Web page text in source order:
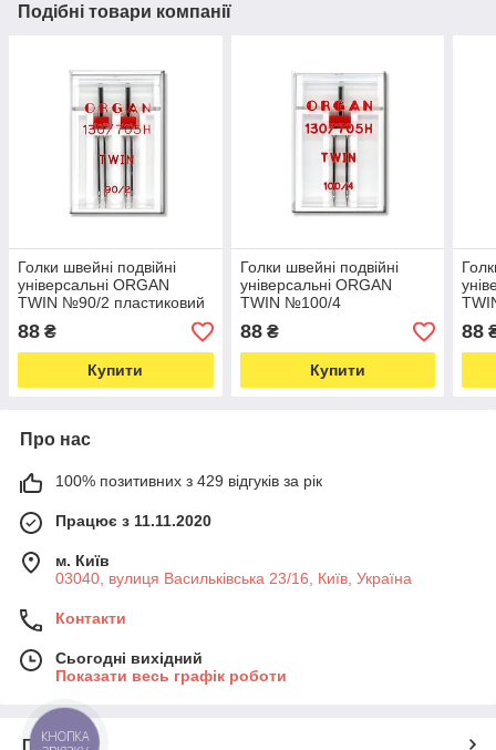
Подібні товари компанії
Голки швейні подвійні
універсальні ORGAN
TWIN №90/2 пластиковий
бокс для побутових
швейних машин (7042)
88 ₴
Купити
Голки швейні подвійні
універсальні ORGAN
TWIN №100/4
пластиковий бокс для
побутових швейних
машин (7038)
88₴
Купити
88
Про нас
100% позитивних з 429 відгуків за рік
Працює з 11.11.2020
м. Київ
03040, вулиця Васильківська 23/16, Київ, Україна
Контакти
Сьогодні вихідний
Показати весь графік роботи
Про нас
КНОПКА